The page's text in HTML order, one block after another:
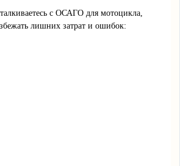
с ОСАГО для мотоцикла,
лишних затрат и ошибок: